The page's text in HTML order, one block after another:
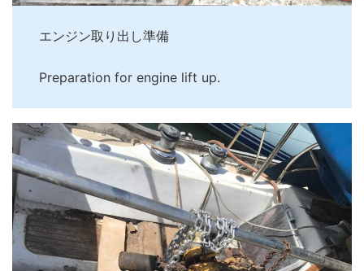
エンジン取り出し準備
Preparation for engine lift up.